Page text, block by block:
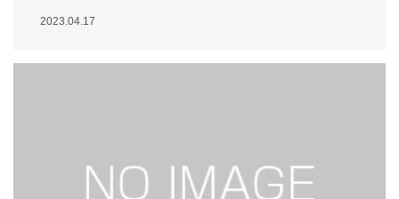
2023.04.17